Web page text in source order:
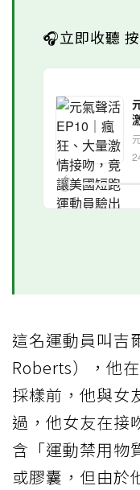
🎧立即收聽
這名運動員叫
Roberts），他
採樣前，他與女
過，他女友在接
含「運動禁用物
或膠囊，但由於